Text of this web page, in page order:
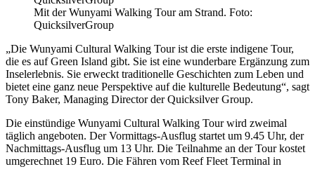
Mit der Wunyami Walking Tour am Strand. Foto:
QuicksilverGroup
„Die Wunyami Cultural Walking Tour ist die erste indigene Tour,
die es auf Green Island gibt. Sie ist eine wunderbare Ergänzung zum
Inselerlebnis. Sie erweckt traditionelle Geschichten zum Leben und
bietet eine ganz neue Perspektive auf die kulturelle Bedeutung“, sagt
Tony Baker, Managing Director der Quicksilver Group.
Die einstündige Wunyami Cultural Walking Tour wird zweimal
täglich angeboten. Der Vormittags-Ausflug startet um 9.45 Uhr, der
Nachmittags-Ausflug um 13 Uhr. Die Teilnahme an der Tour kostet
umgerechnet 19 Euro. Die Fähren vom Reef Fleet Terminal in